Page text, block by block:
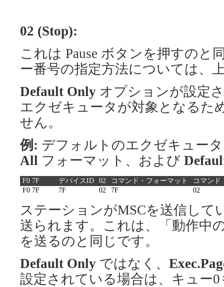
02 (Stop):
これは Pause ボタンを押すのと
ー番号の指定方法については、
Default Only オプションが設定
エクゼキュータが対象となるた
せん。
例: デフォルトのエクゼキュー
All フォーマット、および
F0 7F デバイスID 02 コマンド・フォーマット
コマンド
F0 7F
7F 02 7F 02
ステーションがMSCを送信して
送られます。これは、「動作中
を送るのと同じです。
Default Only ではなく、
設定されている場合は、キュー